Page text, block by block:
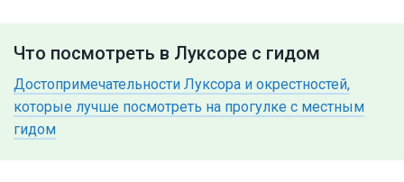
Что посмотреть в Луксоре с гидом
Достопримечательности Луксора и окрестностей,
которые лучше посмотреть на прогулке с местным
гидом